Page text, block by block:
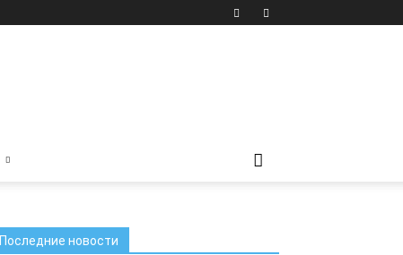
Последние новости